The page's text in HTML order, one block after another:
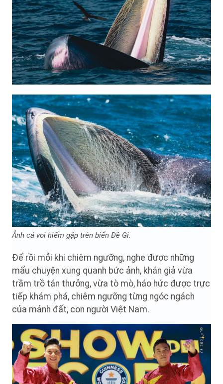
Ảnh cá voi hiếm gặp trên biển Đề Gi.
Để rồi mỗi khi chiêm ngưỡng, nghe được những
mẩu chuyện xung quanh bức ảnh, khán giả vừa
trầm trồ tán thưởng, vừa tò mò, háo hức được trực
tiếp khám phá, chiêm ngưỡng từng ngóc ngách
của mảnh đất, con người Việt Nam.